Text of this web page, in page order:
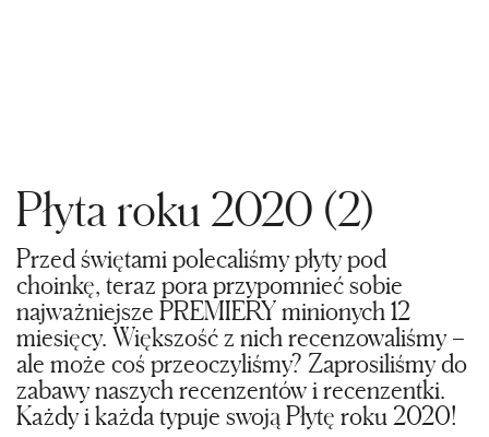
Płyta roku 2020 (2)
Przed świętami polecaliśmy płyty pod
choinkę, teraz pora przypomnieć sobie
najważniejsze PREMIERY minionych 12
miesięcy. Większość z nich recenzowaliśmy –
ale może coś przeoczyliśmy? Zaprosiliśmy do
zabawy naszych recenzentów i recenzentki.
Każdy i każda typuje swoją Płytę roku 2020!